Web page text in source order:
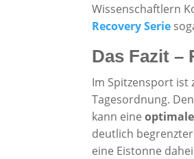
Wissenschaftlern
Recovery Serie
Das Fazit –
Im Spitzensport ist
Tagesordnung.
kann eine
deutlich
eine Eistonne